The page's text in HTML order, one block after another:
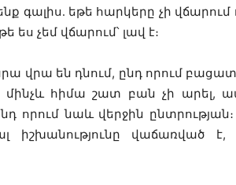
գալիս․ եթե հարկերը չի
ես չեմ վճարում՝ լավ է։
վրա են դնում, ընդ որում
մինչև հիմա շատ բան չի արել,
որում նաև վերջին ընտրության։
իշխանությունը վաճառված է,